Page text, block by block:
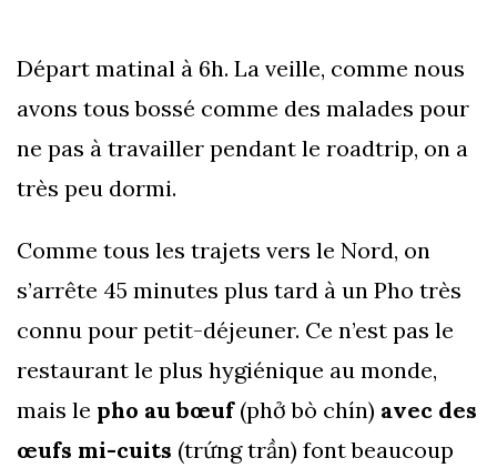
Départ matinal à 6h. La veille, comme nous
avons tous bossé comme des malades pour
ne pas à travailler pendant le roadtrip, on a
très peu dormi.
Comme tous les trajets vers le Nord, on
s’arrête 45 minutes plus tard à un Pho très
connu pour petit-déjeuner. Ce n’est pas le
restaurant le plus hygiénique au monde,
mais le pho au bœuf (phở bò chín) avec des
œufs mi-cuits (trứng trần) font beaucoup